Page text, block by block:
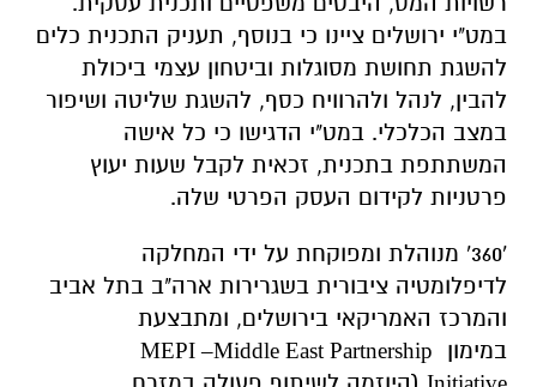
במט"י ירושלים ציינו כי בנוסף, תעניק התכנית כלים
להשגת תחושת מסוגלות וביטחון עצמי ביכולת
להבין, לנהל ולהרוויח כסף, להשגת שליטה ושיפור
במצב הכלכלי. במט"י הדגישו כי כל אישה
המשתתפת בתכנית, זכאית לקבל שעות יעוץ
פרטניות לקידום העסק הפרטי שלה.
'360' מנוהלת ומפוקחת על ידי המחלקה
לדיפלומטיה ציבורית בשגרירות ארה"ב בתל אביב
והמרכז האמריקאי בירושלים, ומתבצעת
במימון MEPI –Middle East Partnership